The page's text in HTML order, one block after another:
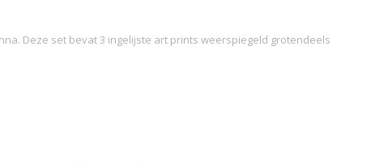
Deze set bevat 3 ingelijste art prints weerspiegeld grotendeels